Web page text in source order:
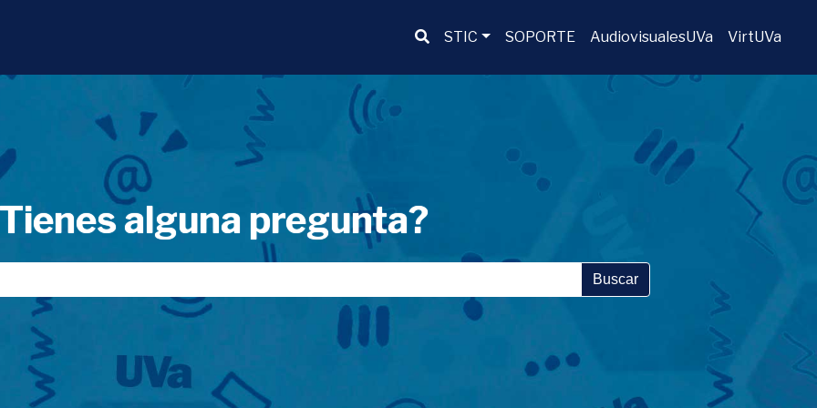
Buscador
STIC SOPORTE AudiovisualesUVa VirtUVa
alguna pregunta?
Buscar